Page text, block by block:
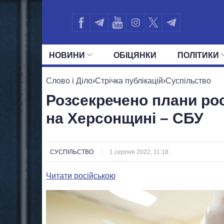
НОВИНИ ОБIЦЯНКИ ПОЛIТИКИ
УСІ ПОЛІТИКИ ПРЕЗИДЕНТ І ОФІС
Слово і Діло›Стрічка публікацій›Суспільство
Розсекречено плани
на Херсонщині – СБУ
СУСПІЛЬСТВО 1 серпня 2022, 11:18
Читати російською